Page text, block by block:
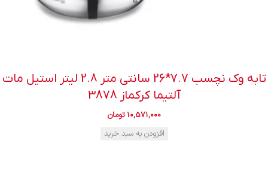
تابه وک نچسب 7.7*26 سانتی متر 2.8 لیتر استیل مات
آلتیما کرکماز 3878
10,571,000 تومان
افزودن به سبد خرید